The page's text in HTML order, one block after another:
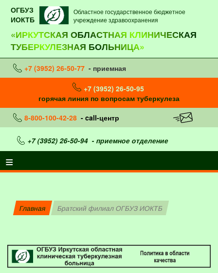
ОГБУЗ
ИОКТБ
Областное государственное бюджетное
учреждение здравоохранения
«ИРКУТСКАЯ ОБЛАСТНАЯ КЛИНИЧЕСКАЯ
ТУБЕРКУЛЕЗНАЯ БОЛЬНИЦА»
+7 (3952) 26-50-77 - приемная
+7 (3952) 26-50-95
горячая линия по вопросам туберкулеза
8-800-100-42-28 - call-центр
+7 (3952) 26-50-94- приемное отделение
Главная Братский филиал ОГБУЗ ИОКТБ